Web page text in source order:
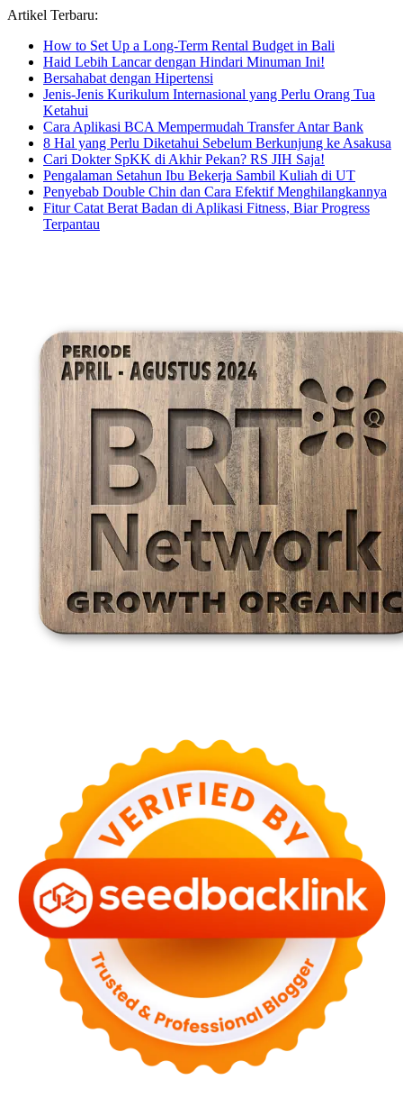
Artikel Terbaru:
How to Set Up a Long-Term Rental Budget in Bali
Haid Lebih Lancar dengan Hindari Minuman Ini!
Bersahabat dengan Hipertensi
Jenis-Jenis Kurikulum Internasional yang Perlu Orang Tua
Ketahui
Cara Aplikasi BCA Mempermudah Transfer Antar Bank
8 Hal yang Perlu Diketahui Sebelum Berkunjung ke Asakusa
Cari Dokter SpKK di Akhir Pekan? RS JIH Saja!
Pengalaman Setahun Ibu Bekerja Sambil Kuliah di UT
Penyebab Double Chin dan Cara Efektif Menghilangkannya
Fitur Catat Berat Badan di Aplikasi Fitness, Biar Progress
Terpantau